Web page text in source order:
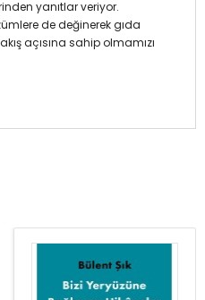
yanıtlar veriyor.
de değinerek gıda
açısına sahip olmamızı